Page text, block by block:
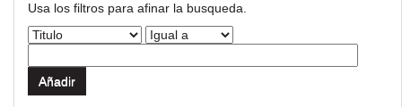
Usa los filtros para afinar la busqueda.